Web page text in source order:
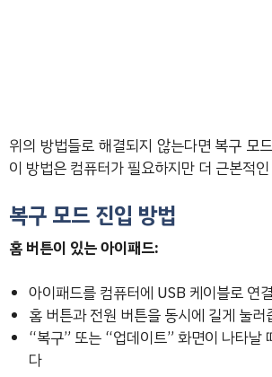
위의 방법들로 해결되지 않는다면 복구 모
이 방법은 컴퓨터가 필요하지만 더 근본적
복구 모드 진입 방법
홈 버튼이 있는 아이패드:
아이패드를 컴퓨터에 USB 케이블로 연
홈 버튼과 전원 버튼을 동시에 길게 눌러
“복구” 또는 “업데이트” 화면이 나타날
다